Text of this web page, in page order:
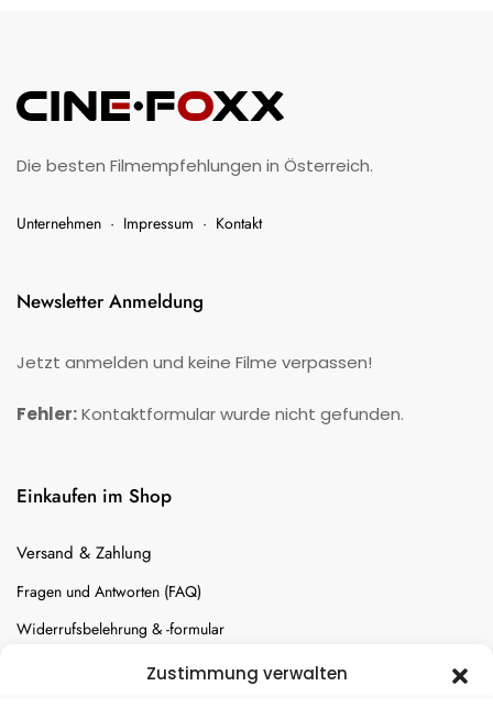
Zustimmung verwalten
Die besten Filmempfehlungen in Österreich.
Unternehmen · Impressum · Kontakt
Newsletter Anmeldung
Jetzt anmelden und keine Filme verpassen!
Fehler:Kontaktformular wurde nicht gefunden.
Einkaufen im Shop
Versand & Zahlung
Fragen und Antworten (FAQ)
Widerrufsbelehrung & -formular
Batterien-Entsorgung